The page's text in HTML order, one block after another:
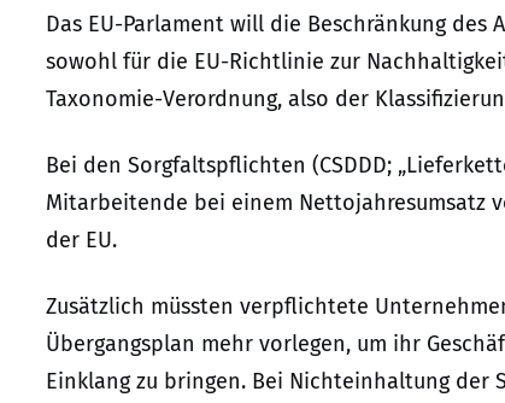
Das EU-Parlament will die Beschränkung
sowohl für die EU-Richtlinie zur
Taxonomie-Verordnung, also der
Bei den Sorgfaltspflichten (CSDDD;
Mitarbeitende bei einem Nettojahresumsatz
der EU.
Zusätzlich müssten verpflichtete
Übergangsplan mehr vorlegen, um ihr
Einklang zu bringen. Bei Nichteinhaltung